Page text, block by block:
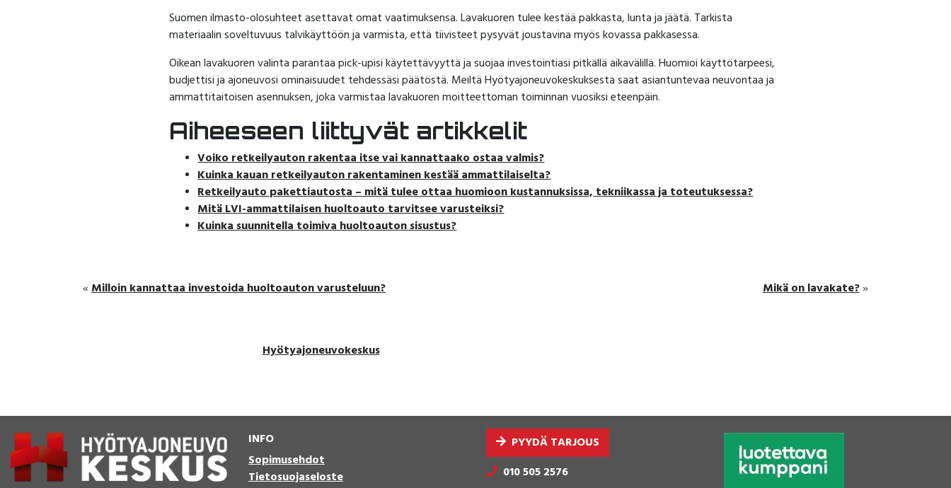
Suomen ilmasto-olosuhteet asettavat omat vaatimuksensa. Lavakuoren tulee kestää pakkasta, lunta ja jäätä. Tarkista
materiaalin soveltuvuus talvikäyttöön ja varmista, että tiivisteet pysyvät joustavina myös kovassa pakkasessa.
Oikean lavakuoren valinta parantaa pick-upisi käytettävyyttä ja suojaa investointiasi pitkällä aikavälillä. Huomioi käyttötarpeesi,
budjettisi ja ajoneuvosi ominaisuudet tehdessäsi päätöstä. Meiltä Hyötyajoneuvokeskuksesta saat asiantuntevaa neuvontaa ja
ammattitaitoisen asennuksen, joka varmistaa lavakuoren moitteettoman toiminnan vuosiksi eteenpäin.
Aiheeseen liittyvät artikkelit
Voiko retkeilyauton rakentaa itse vai kannattaako ostaa valmis?
Kuinka kauan retkeilyauton rakentaminen kestää ammattilaiselta?
Retkeilyauto pakettiautosta – mitä tulee ottaa huomioon kustannuksissa, tekniikassa ja toteutuksessa?
Mitä LVI-ammattilaisen huoltoauto tarvitsee varusteiksi?
Kuinka suunnitella toimiva huoltoauton sisustus?
« Milloin kannattaa investoida huoltoauton varusteluun? Mikä on lavakate? »
Hyötyajoneuvokeskus
INFO
Sopimusehdot
Tietosuojaseloste
PYYDÄ TARJOUS
010 505 2576